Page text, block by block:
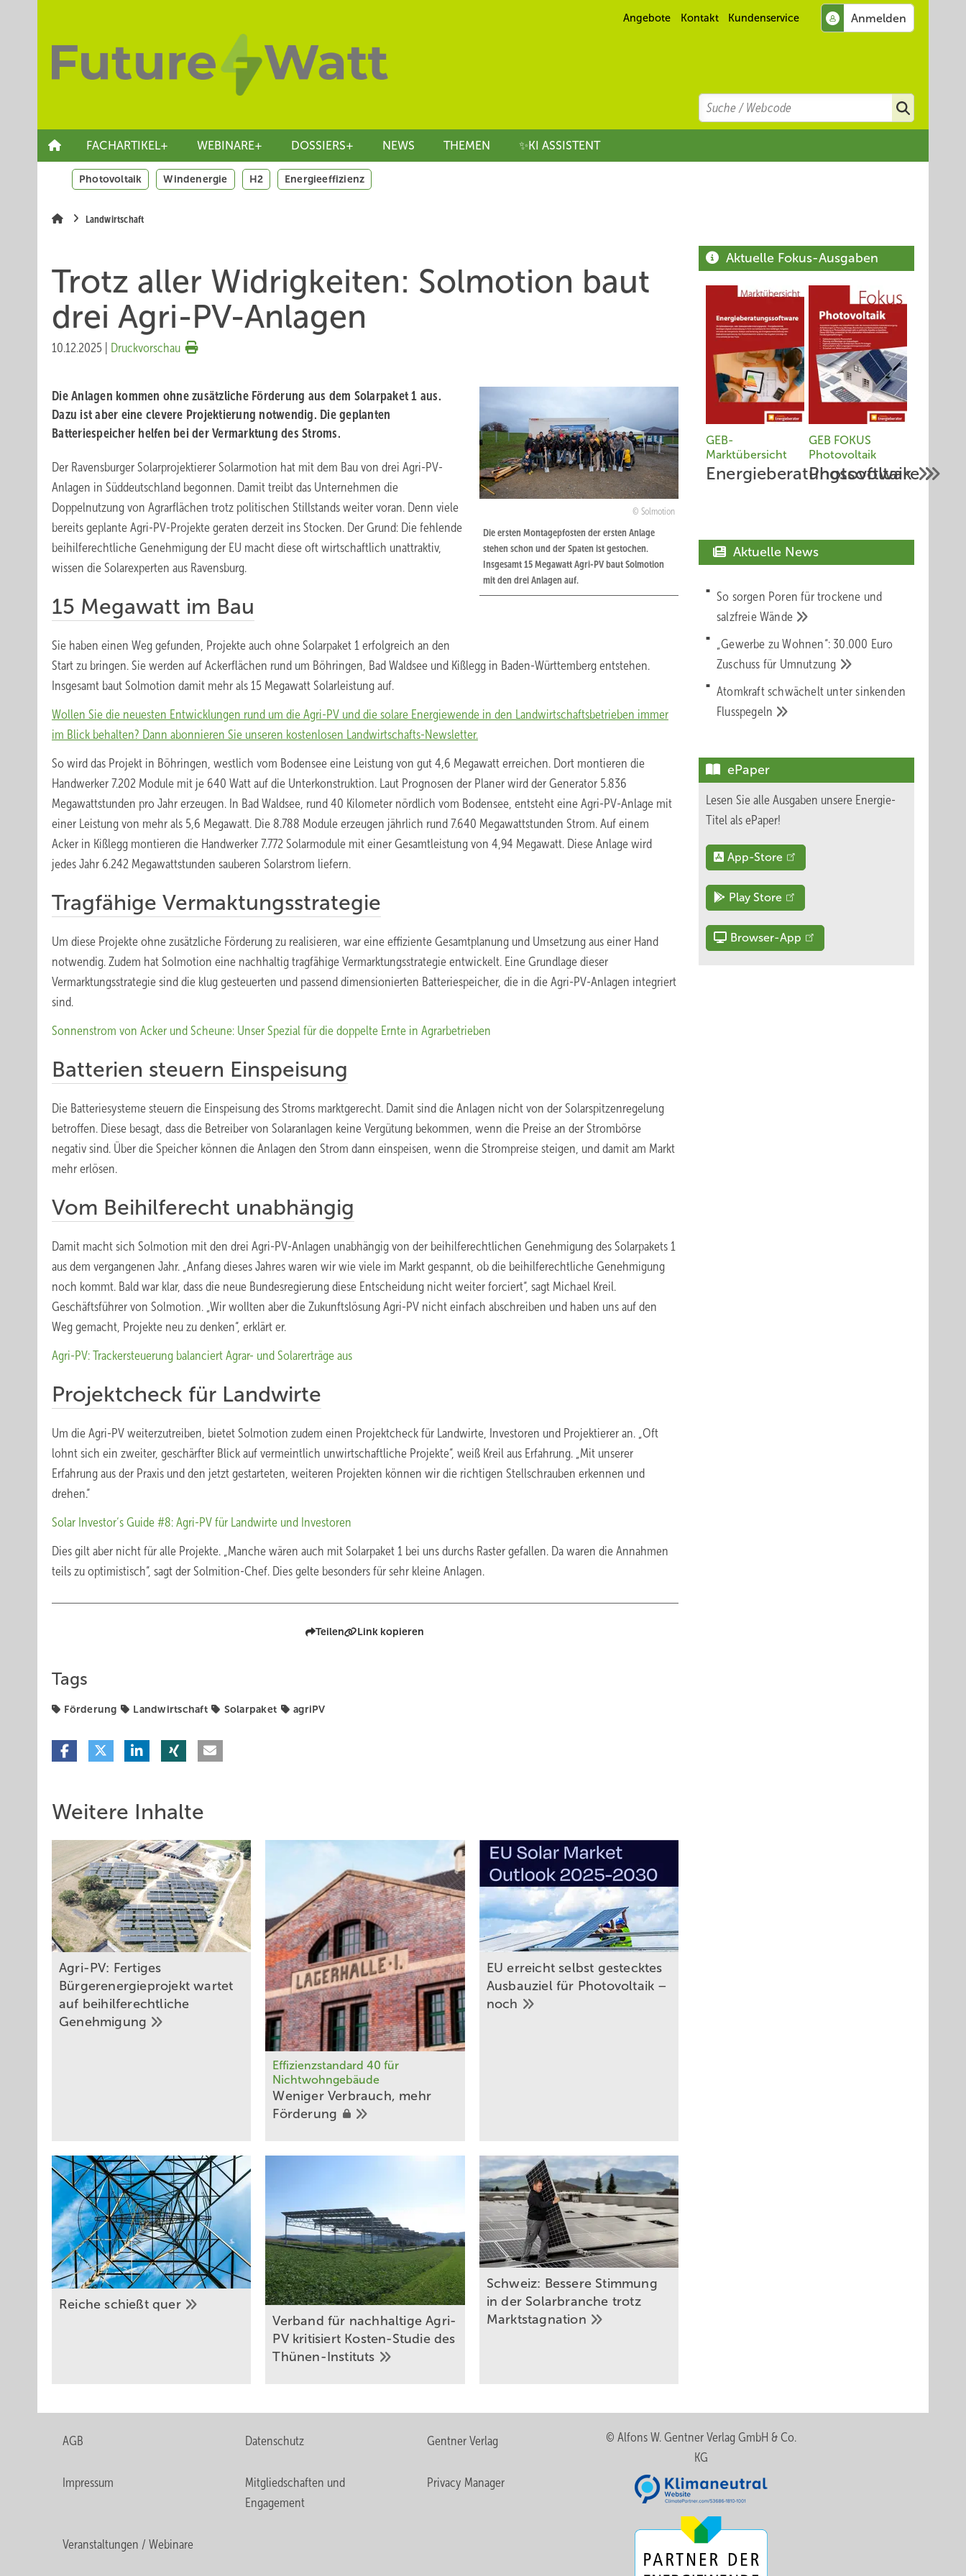
Angebote Kontakt Kundenservice
Search
Suchen
FACHARTIKEL+ WEBINARE+ DOSSIERS+ NEWS THEMEN ✨KI ASSISTENT
Photovoltaik Windenergie H2 Energieeffizienz
Landwirtschaft
Trotz aller Widrigkeiten: Solmotion baut
drei Agri-PV-Anlagen
10.12.2025 Druckvorschau
Solmotion
Die ersten Montagepfosten der ersten Anlage
stehen schon und der Spaten ist gestochen.
Insgesamt 15 Megawatt Agri-PV baut Solmotion
mit den drei Anlagen auf.
Die Anlagen kommen ohne zusätzliche Förderung aus dem Solarpaket 1 aus.
Dazu ist aber eine clevere Projektierung notwendig. Die geplanten
Batteriespeicher helfen bei der Vermarktung des Stroms.
Der Ravensburger Solarprojektierer Solarmotion hat mit dem Bau von drei Agri-PV-
Anlagen in Süddeutschland begonnen. Damit treibt das Unternehmen die
Doppelnutzung von Agrarflächen trotz politischen Stillstands weiter voran. Denn viele
bereits geplante Agri-PV-Projekte geraten derzeit ins Stocken. Der Grund: Die fehlende
beihilferechtliche Genehmigung der EU macht diese oft wirtschaftlich unattraktiv,
wissen die Solarexperten aus Ravensburg.
15 Megawatt im Bau
Sie haben einen Weg gefunden, Projekte auch ohne Solarpaket 1 erfolgreich an den
Start zu bringen. Sie werden auf Ackerflächen rund um Böhringen, Bad Waldsee und Kißlegg in Baden-Württemberg entstehen.
Insgesamt baut Solmotion damit mehr als 15 Megawatt Solarleistung auf.
Wollen Sie die neuesten Entwicklungen rund um die Agri-PV und die solare Energiewende in den Landwirtschaftsbetrieben immer
im Blick behalten? Dann abonnieren Sie unseren kostenlosen Landwirtschafts-Newsletter.
So wird das Projekt in Böhringen, westlich vom Bodensee eine Leistung von gut 4,6 Megawatt erreichen. Dort montieren die
Handwerker 7.202 Module mit je 640 Watt auf die Unterkonstruktion. Laut Prognosen der Planer wird der Generator 5.836
Megawattstunden pro Jahr erzeugen. In Bad Waldsee, rund 40 Kilometer nördlich vom Bodensee, entsteht eine Agri-PV-Anlage mit
einer Leistung von mehr als 5,6 Megawatt. Die 8.788 Module erzeugen jährlich rund 7.640 Megawattstunden Strom. Auf einem
Acker in Kißlegg montieren die Handwerker 7.772 Solarmodule mit einer Gesamtleistung von 4,94 Megawatt. Diese Anlage wird
jedes Jahr 6.242 Megawattstunden sauberen Solarstrom liefern.
Tragfähige Vermaktungsstrategie
Um diese Projekte ohne zusätzliche Förderung zu realisieren, war eine effiziente Gesamtplanung und Umsetzung aus einer Hand
notwendig. Zudem hat Solmotion eine nachhaltig tragfähige Vermarktungsstrategie entwickelt. Eine Grundlage dieser
Vermarktungsstrategie sind die klug gesteuerten und passend dimensionierten Batteriespeicher, die in die Agri-PV-Anlagen integriert
sind.
Sonnenstrom von Acker und Scheune: Unser Spezial für die doppelte Ernte in Agrarbetrieben
Batterien steuern Einspeisung
Die Batteriesysteme steuern die Einspeisung des Stroms marktgerecht. Damit sind die Anlagen nicht von der Solarspitzenregelung
betroffen. Diese besagt, dass die Betreiber von Solaranlagen keine Vergütung bekommen, wenn die Preise an der Strombörse
negativ sind. Über die Speicher können die Anlagen den Strom dann einspeisen, wenn die Strompreise steigen, und damit am Markt
mehr erlösen.
Vom Beihilferecht unabhängig
Damit macht sich Solmotion mit den drei Agri-PV-Anlagen unabhängig von der beihilferechtlichen Genehmigung des Solarpakets 1
aus dem vergangenen Jahr. „Anfang dieses Jahres waren wir wie viele im Markt gespannt, ob die beihilferechtliche Genehmigung
noch kommt. Bald war klar, dass die neue Bundesregierung diese Entscheidung nicht weiter forciert“, sagt Michael Kreil.
Geschäftsführer von Solmotion. „Wir wollten aber die Zukunftslösung Agri-PV nicht einfach abschreiben und haben uns auf den
Weg gemacht, Projekte neu zu denken“, erklärt er.
Agri-PV: Trackersteuerung balanciert Agrar- und Solarerträge aus
Projektcheck für Landwirte
Um die Agri-PV weiterzutreiben, bietet Solmotion zudem einen Projektcheck für Landwirte, Investoren und Projektierer an. „Oft
lohnt sich ein zweiter, geschärfter Blick auf vermeintlich unwirtschaftliche Projekte“, weiß Kreil aus Erfahrung. „Mit unserer
Erfahrung aus der Praxis und den jetzt gestarteten, weiteren Projekten können wir die richtigen Stellschrauben erkennen und
drehen.“
Solar Investor‘s Guide #8: Agri-PV für Landwirte und Investoren
Dies gilt aber nicht für alle Projekte. „Manche wären auch mit Solarpaket 1 bei uns durchs Raster gefallen. Da waren die Annahmen
teils zu optimistisch“, sagt der Solmition-Chef. Dies gelte besonders für sehr kleine Anlagen.
Teilen Link kopieren
Tags
Förderung Landwirtschaft Solarpaket agriPV
Weitere Inhalte
Agri-PV: Fertiges
Bürgerenergieprojekt wartet
auf beihilferechtliche
Genehmigung
Effizienzstandard 40 für
Nichtwohngebäude
Weniger Verbrauch, mehr
­Förderung
EU erreicht selbst gestecktes
Ausbauziel für Photovoltaik –
noch
Reiche schießt quer
Verband für nachhaltige Agri-
PV kritisiert Kosten-Studie des
Thünen-Instituts
Schweiz: Bessere Stimmung
in der Solarbranche trotz
Marktstagnation
Aktuelle Fokus-Ausgaben
GEB-
Marktübersicht
Energieberatungssoftware
GEB FOKUS
Photovoltaik
Photovoltaik
Aktuelle News
So sorgen Poren für trockene und
salzfreieWände
„Gewerbe zu Wohnen“: 30.000 Euro
Zu­schuss für Um­nut­zung
Atomkraft schwächelt unter sinkenden
Flusspegeln
ePaper
Lesen Sie alle Ausgaben unsere Energie-
Titel als ePaper!
App-Store
Play Store
Browser-App
AGB Datenschutz Gentner Verlag
Impressum
Mitgliedschaften und
Engagement
Privacy Manager
Veranstaltungen / Webinare
© Alfons W. Gentner Verlag GmbH & Co.
KG